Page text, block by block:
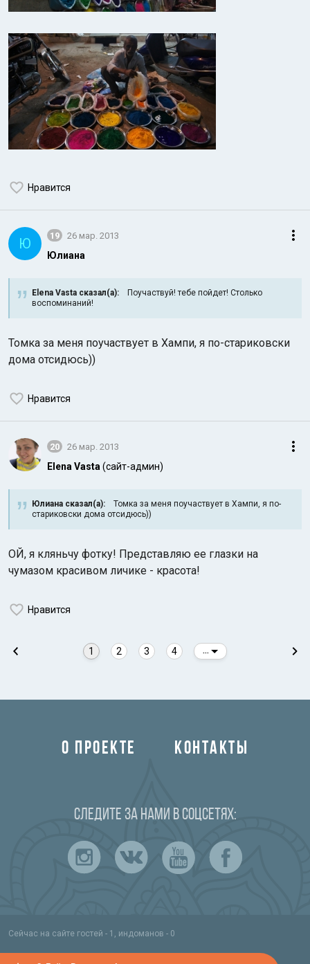
Нравится
Ю 19 26 мар. 2013
Юлиана
Elena Vasta сказал(а): Поучаствуй! тебе пойдет! Столько
воспоминаний!
Томка за меня поучаствует в Хампи, я по-стариковски
дома отсидюсь))
Нравится
20 26 мар. 2013
Elena Vasta (сайт-админ)
Юлиана сказал(а): Томка за меня поучаствует в Хампи, я по-
стариковски дома отсидюсь))
ОЙ, я кляньчу фотку! Представляю ее глазки на
чумазом красивом личике - красота!
Нравится
1 2 3 4
О ПРОЕКТЕ КОНТАКТЫ
Следите за нами в соцсетях:
Сейчас на сайте гостей - 1, индоманов - 0